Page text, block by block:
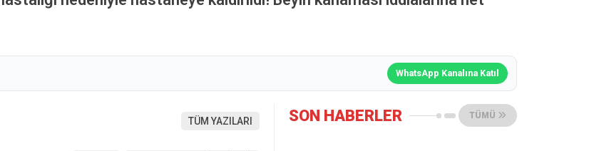
WhatsApp Kanalına Katıl
TÜM YAZILARI SON HABERLER TÜMÜ